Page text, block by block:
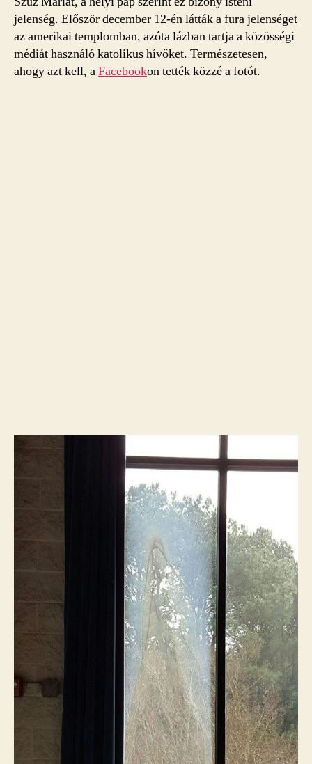
jelenség. Először december 12-én látták a fura jelenséget
az amerikai templomban, azóta lázban tartja a közösségi
médiát használó katolikus hívőket. Természetesen,
ahogy azt kell, aFacebookon tették közzé a fotót.